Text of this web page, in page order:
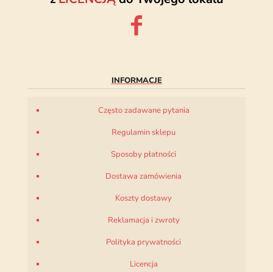
INFORMACJE
Często zadawane pytania
Regulamin sklepu
Sposoby płatności
Dostawa zamówienia
Koszty dostawy
Reklamacja i zwroty
Polityka prywatności
Licencja